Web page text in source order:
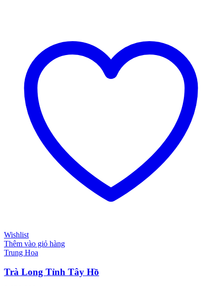
Wishlist
Thêm vào giỏ hàng
Trung Hoa
Trà Long Tỉnh Tây Hồ